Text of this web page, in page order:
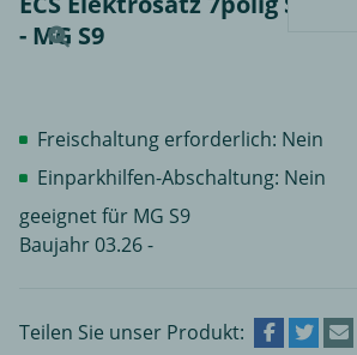
- MG S9
Freischaltung erforderlich: Nein
Einparkhilfen-Abschaltung: Nein
geeignet für MG S9
Baujahr 03.26 -
Teilen Sie unser Produkt: